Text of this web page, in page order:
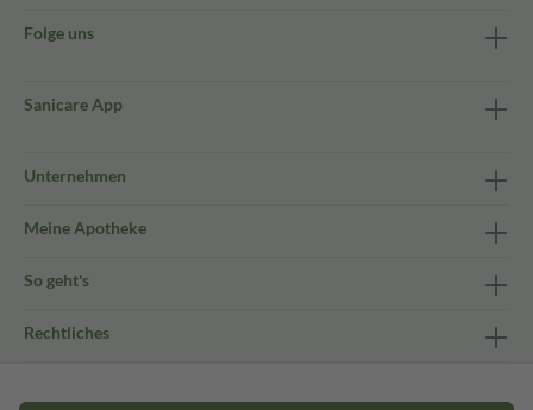
Folge uns
Sanicare App
Unternehmen
Meine Apotheke
So geht's
Rechtliches